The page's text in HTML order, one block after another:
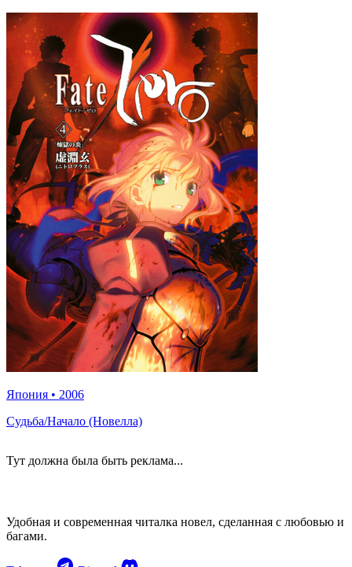
Япония • 2006
Судьба/Начало (Новелла)
Тут должна была быть реклама...
Удобная и современная читалка новел, сделанная с любовью и
багами.